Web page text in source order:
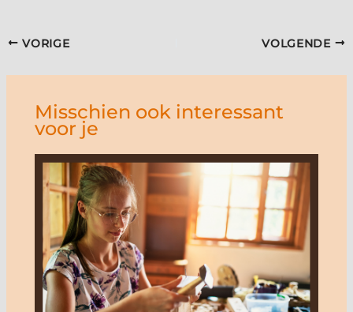
VORIGE VOLGENDE
Misschien ook interessant
voor je